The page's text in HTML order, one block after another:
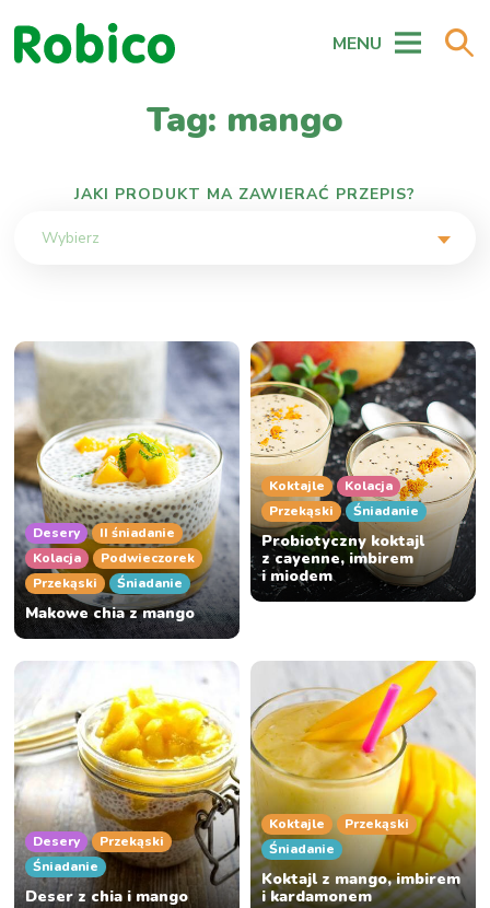
MENU
Tag: mango
JAKI PRODUKT MA ZAWIERAĆ PRZEPIS?
Wybierz
Desery
II śniadanie
Kolacja
Podwieczorek
Przekąski
Śniadanie
Makowe chia z mango
Koktajle
Kolacja
Przekąski
Śniadanie
Probiotyczny koktajl
z cayenne, imbirem
i miodem
Desery
Przekąski
Śniadanie
Deser z chia i mango
Koktajle
Przekąski
Śniadanie
Koktajl z mango, imbirem
i kardamonem